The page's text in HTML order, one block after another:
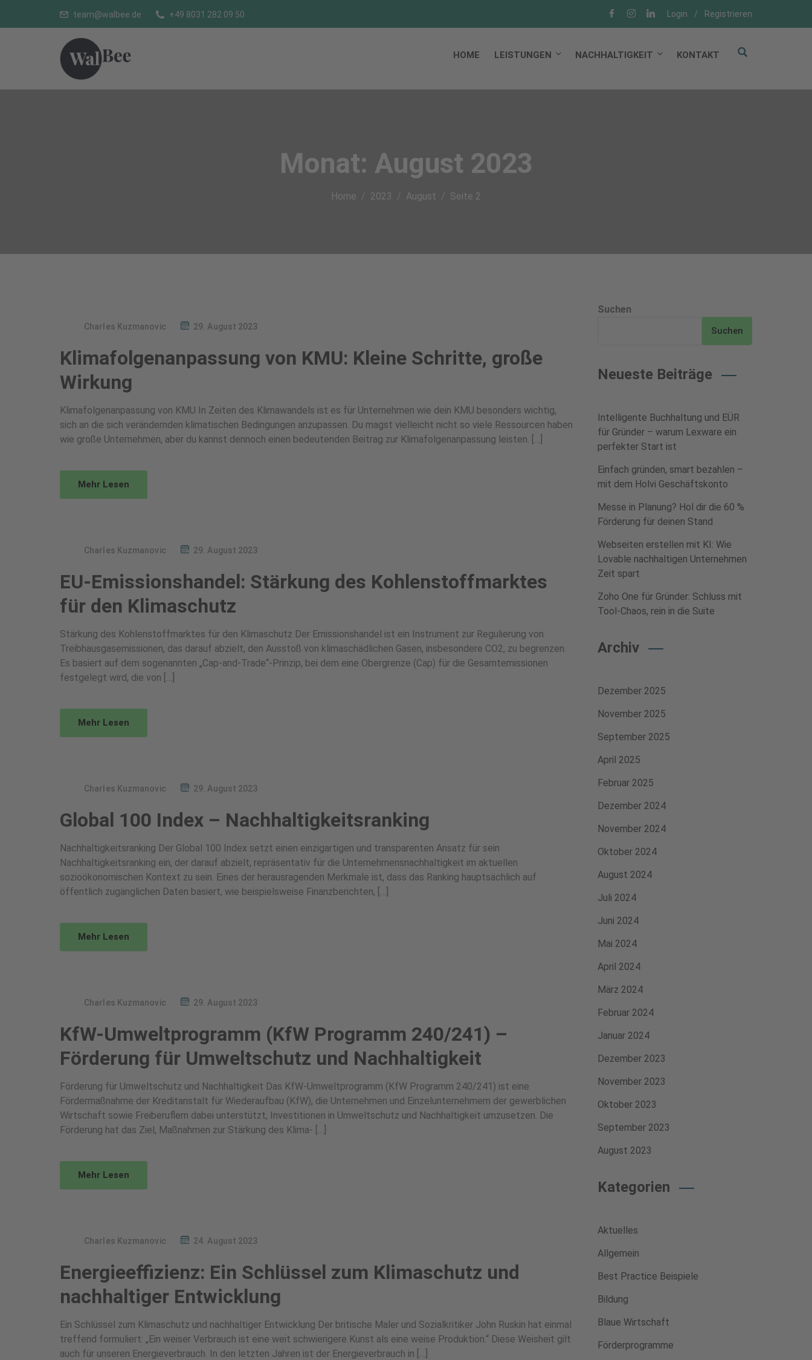
team@walbee.de +49 8031 282 09 50 Login / Registrieren
HOME LEISTUNGEN NACHHALTIGKEIT KONTAKT
Monat: August 2023
Home 2023 August Seite 2
Charles Kuzmanovic 29. August 2023
Klimafolgenanpassung von KMU: Kleine Schritte, große
Wirkung
Klimafolgenanpassung von KMU In Zeiten des Klimawandels ist es für Unternehmen wie dein KMU besonders wichtig,
sich an die sich verändernden klimatischen Bedingungen anzupassen. Du magst vielleicht nicht so viele Ressourcen haben
wie große Unternehmen, aber du kannst dennoch einen bedeutenden Beitrag zur Klimafolgenanpassung leisten. […]
Mehr Lesen
Charles Kuzmanovic 29. August 2023
EU-Emissionshandel: Stärkung des Kohlenstoffmarktes
für den Klimaschutz
Stärkung des Kohlenstoffmarktes für den Klimaschutz Der Emissionshandel ist ein Instrument zur Regulierung von
Treibhausgasemissionen, das darauf abzielt, den Ausstoß von klimaschädlichen Gasen, insbesondere CO2, zu begrenzen.
Es basiert auf dem sogenannten „Cap-and-Trade“-Prinzip, bei dem eine Obergrenze (Cap) für die Gesamtemissionen
festgelegt wird, die von […]
Mehr Lesen
Charles Kuzmanovic 29. August 2023
Global 100 Index – Nachhaltigkeitsranking
Nachhaltigkeitsranking Der Global 100 Index setzt einen einzigartigen und transparenten Ansatz für sein
Nachhaltigkeitsranking ein, der darauf abzielt, repräsentativ für die Unternehmensnachhaltigkeit im aktuellen
sozioökonomischen Kontext zu sein. Eines der herausragenden Merkmale ist, dass das Ranking hauptsächlich auf
öffentlich zugänglichen Daten basiert, wie beispielsweise Finanzberichten, […]
Mehr Lesen
Charles Kuzmanovic 29. August 2023
KfW-Umweltprogramm (KfW Programm 240/241) –
Förderung für Umweltschutz und Nachhaltigkeit
Förderung für Umweltschutz und Nachhaltigkeit Das KfW-Umweltprogramm (KfW Programm 240/241) ist eine
Fördermaßnahme der Kreditanstalt für Wiederaufbau (KfW), die Unternehmen und Einzelunternehmern der gewerblichen
Wirtschaft sowie Freiberuflern dabei unterstützt, Investitionen in Umweltschutz und Nachhaltigkeit umzusetzen. Die
Förderung hat das Ziel, Maßnahmen zur Stärkung des Klima- […]
Mehr Lesen
Charles Kuzmanovic 24. August 2023
Energieeffizienz: Ein Schlüssel zum Klimaschutz und
nachhaltiger Entwicklung
Ein Schlüssel zum Klimaschutz und nachhaltiger Entwicklung Der britische Maler und Sozialkritiker John Ruskin hat einmal
treffend formuliert: „Ein weiser Verbrauch ist eine weit schwierigere Kunst als eine weise Produktion.“ Diese Weisheit gilt
auch für unseren Energieverbrauch. In den letzten Jahren ist der Energieverbrauch in […]
Suchen
Suchen
Neueste Beiträge
Intelligente Buchhaltung und EÜR
für Gründer – warum Lexware ein
perfekter Start ist
Einfach gründen, smart bezahlen –
mit dem Holvi Geschäftskonto
Messe in Planung? Hol dir die 60 %
Förderung für deinen Stand
Webseiten erstellen mit KI: Wie
Lovable nachhaltigen Unternehmen
Zeit spart
Zoho One für Gründer: Schluss mit
Tool-Chaos, rein in die Suite
Archiv
Dezember 2025
November 2025
September 2025
April 2025
Februar 2025
Dezember 2024
November 2024
Oktober 2024
August 2024
Juli 2024
Juni 2024
Mai 2024
April 2024
März 2024
Februar 2024
Januar 2024
Dezember 2023
November 2023
Oktober 2023
September 2023
August 2023
Kategorien
Aktuelles
Allgemein
Best Practice Beispiele
Bildung
Blaue Wirtschaft
Förderprogramme